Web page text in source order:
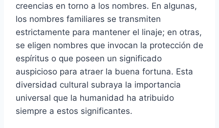
creencias en torno a los nombres. En algunas,
los nombres familiares se transmiten
estrictamente para mantener el linaje; en otras,
se eligen nombres que invocan la protección de
espíritus o que poseen un significado
auspicioso para atraer la buena fortuna. Esta
diversidad cultural subraya la importancia
universal que la humanidad ha atribuido
siempre a estos significantes.